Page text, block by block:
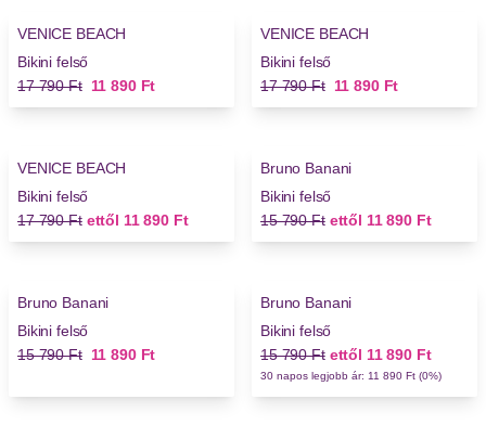
VENICE BEACH
Bikini felső
Régi ár
17 790 Ft Új ár
11 890 Ft
VENICE BEACH
Bikini felső
Régi ár
17 790 Ft Új ár
11 890 Ft
VENICE BEACH
Bikini felső
Régi ár
17 790 Ft ettől Új ár
11 890 Ft
Bruno Banani
Bikini felső
Régi ár
15 790 Ft ettől Új ár
11 890 Ft
Bruno Banani
Bikini felső
Régi ár
15 790 Ft Új ár
11 890 Ft
Bruno Banani
Bikini felső
Régi ár
15 790 Ft ettől Új ár
11 890 Ft
30 napos legjobb ár: 11 890 Ft (0%)